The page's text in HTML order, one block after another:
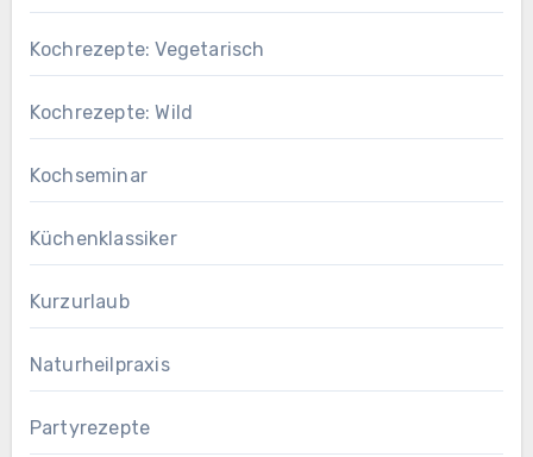
Kochrezepte: Vegetarisch
Kochrezepte: Wild
Kochseminar
Küchenklassiker
Kurzurlaub
Naturheilpraxis
Partyrezepte